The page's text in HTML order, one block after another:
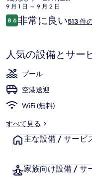
ラ
の
真
ギ
ャ
ラ
リ
料
金
は
す
9 月 1 日 ～ 9 月 2 日
口
コ
8.610段階中8.6
非常に良い513 件
人気の設備とサー
プール
空港送迎
WiFi (無料)
すべて見る
主な設備 / サービ
家族向け設備 / サ